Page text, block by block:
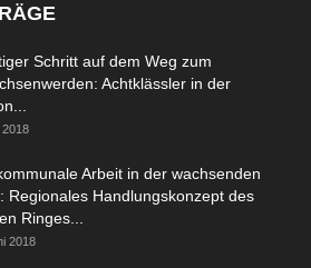
Schritt auf dem Weg zum
Achtklässler in der
Arbeit in der wachsenden
Regionales Handlungskonzept des
Ringes...
2018